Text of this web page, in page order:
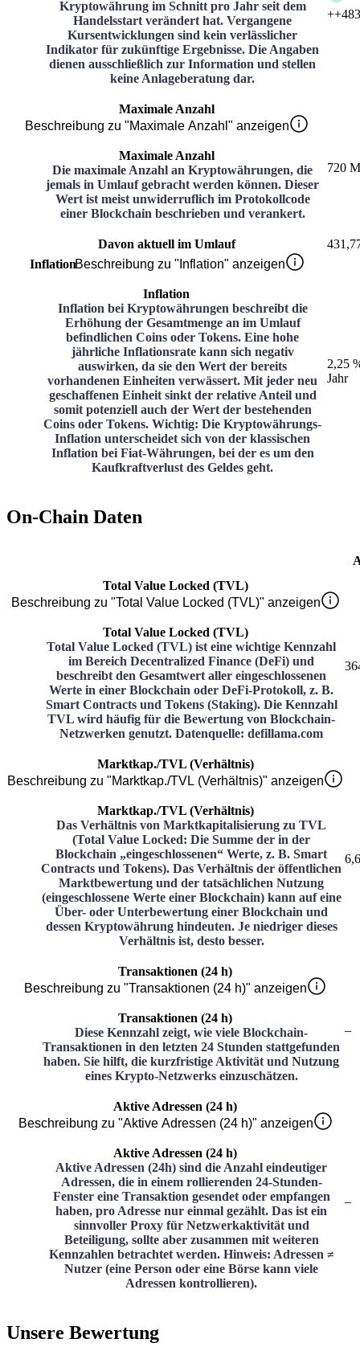
Kryptowährung im Schnitt pro Jahr seit dem
Handelsstart verändert hat. Vergangene
Kursentwicklungen sind kein verlässlicher
Indikator für zukünftige Ergebnisse. Die Angaben
dienen ausschließlich zur Information und stellen
keine Anlageberatung dar.
+
Maximale Anzahl
Beschreibung zu "Maximale Anzahl" anzeigen
Maximale Anzahl
Die maximale Anzahl an Kryptowährungen, die
jemals in Umlauf gebracht werden können. Dieser
Wert ist meist unwiderruflich im Protokollcode
einer Blockchain beschrieben und verankert.
720
Davon aktuell im Umlauf
InflationBeschreibung zu "Inflation" anzeigen
Inflation
Inflation bei Kryptowährungen beschreibt die
Erhöhung der Gesamtmenge an im Umlauf
befindlichen Coins oder Tokens. Eine hohe
jährliche Inflationsrate kann sich negativ
auswirken, da sie den Wert der bereits
vorhandenen Einheiten verwässert. Mit jeder neu
geschaffenen Einheit sinkt der relative Anteil und
somit potenziell auch der Wert der bestehenden
Coins oder Tokens. Wichtig: Die Kryptowährungs-
Inflation unterscheidet sich von der klassischen
Inflation bei Fiat-Währungen, bei der es um den
Kaufkraftverlust des Geldes geht.
2,25
Jahr
On-Chain Daten
Total Value Locked (TVL)
Beschreibung zu "Total Value Locked (TVL)" anzeigen
Total Value Locked (TVL)
Total Value Locked (TVL) ist eine wichtige Kennzahl
im Bereich Decentralized Finance (DeFi) und
beschreibt den Gesamtwert aller eingeschlossenen
Werte in einer Blockchain oder DeFi-Protokoll, z. B.
Smart Contracts und Tokens (Staking). Die Kennzahl
TVL wird häufig für die Bewertung von Blockchain-
Netzwerken genutzt. Datenquelle: defillama.com
Marktkap./TVL (Verhältnis)
Beschreibung zu "Marktkap./TVL (Verhältnis)" anzeigen
Marktkap./TVL (Verhältnis)
Das Verhältnis von Marktkapitalisierung zu TVL
(Total Value Locked: Die Summe der in der
Blockchain „eingeschlossenen“ Werte, z. B. Smart
Contracts und Tokens). Das Verhältnis der öffentlichen
Marktbewertung und der tatsächlichen Nutzung
(eingeschlossene Werte einer Blockchain) kann auf eine
Über- oder Unterbewertung einer Blockchain und
dessen Kryptowährung hindeuten. Je niedriger dieses
Verhältnis ist, desto besser.
Transaktionen (24 h)
Beschreibung zu "Transaktionen (24 h)" anzeigen
Transaktionen (24 h)
Diese Kennzahl zeigt, wie viele Blockchain-
Transaktionen in den letzten 24 Stunden stattgefunden
haben. Sie hilft, die kurzfristige Aktivität und Nutzung
eines Krypto-Netzwerks einzuschätzen.
–
Aktive Adressen (24 h)
Beschreibung zu "Aktive Adressen (24 h)" anzeigen
Aktive Adressen (24 h)
Aktive Adressen (24h) sind die Anzahl eindeutiger
Adressen, die in einem rollierenden 24-Stunden-
Fenster eine Transaktion gesendet oder empfangen
haben, pro Adresse nur einmal gezählt. Das ist ein
sinnvoller Proxy für Netzwerkaktivität und
Beteiligung, sollte aber zusammen mit weiteren
Kennzahlen betrachtet werden. Hinweis: Adressen ≠
Nutzer (eine Person oder eine Börse kann viele
Adressen kontrollieren).
–
Unsere Bewertung